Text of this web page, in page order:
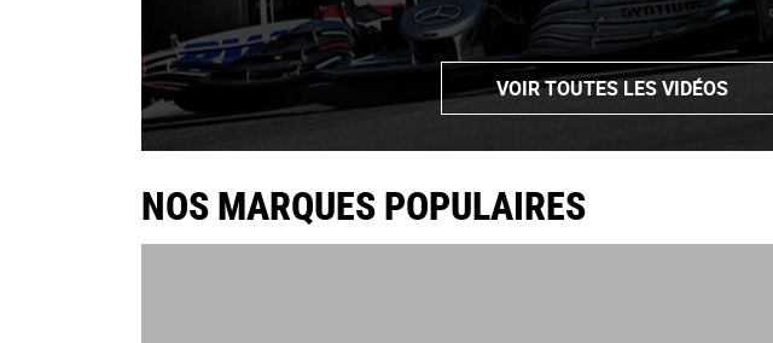
VOIR TOUTES LES VIDÉOS
NOS MARQUES POPULAIRES